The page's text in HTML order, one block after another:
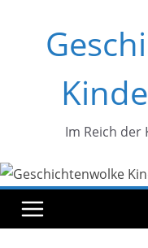
springen
Im Reich